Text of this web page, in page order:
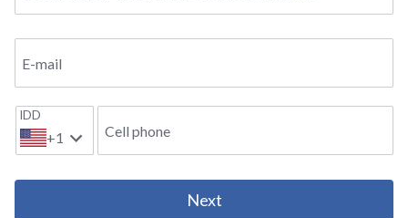
E-mail
IDD
+1 Cell phone
Next